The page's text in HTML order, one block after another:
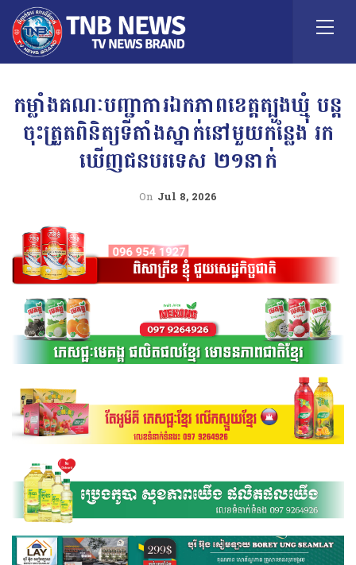
កម្លាំងគណៈបញ្ជាការឯកភាពខេត្តត្បូងឃ្មុំ បន្ត
ចុះត្រួតពិនិត្យទីតាំងស្នាក់នៅមួយកន្លែង រក
ឃើញជនបរទេស ២១នាក់
On Jul 8, 2026